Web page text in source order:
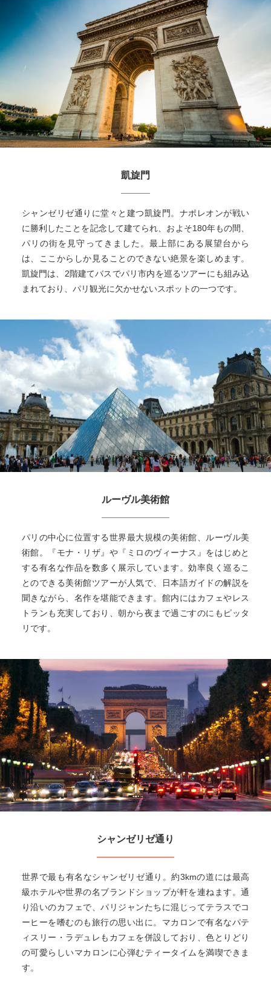
凱旋門
シャンゼリゼ通りに堂々と建つ凱旋門。ナポレオンが戦い
に勝利したことを記念して建てられ、およそ180年もの間、
パリの街を見守ってきました。最上部にある展望台から
は、ここからしか見ることのできない絶景を楽しめます。
凱旋門は、2階建てバスでパリ市内を巡るツアーにも組み込
まれており、パリ観光に欠かせないスポットの一つです。
ルーヴル美術館
パリの中心に位置する世界最大規模の美術館、ルーヴル美
術館。『モナ・リザ』や『ミロのヴィーナス』をはじめと
する有名な作品を数多く展示しています。効率良く巡るこ
とのできる美術館ツアーが人気で、日本語ガイドの解説を
聞きながら、名作を堪能できます。館内にはカフェやレス
トランも充実しており、朝から夜まで過ごすのにもピッタ
リです。
シャンゼリゼ通り
世界で最も有名なシャンゼリゼ通り。約3kmの道には最高
級ホテルや世界の名ブランドショップが軒を連ねます。通
り沿いのカフェで、パリジャンたちに混じってテラスでコ
ーヒーを嗜むのも旅行の思い出に。マカロンで有名なパテ
ィスリー・ラデュレもカフェを併設しており、色とりどり
の可愛らしいマカロンに心弾むティータイムを満喫できま
す。